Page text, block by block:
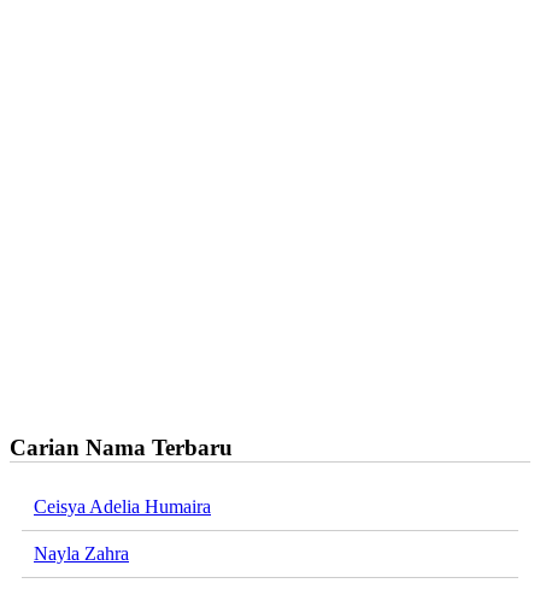
Carian Nama Terbaru
Ceisya Adelia Humaira
Nayla Zahra